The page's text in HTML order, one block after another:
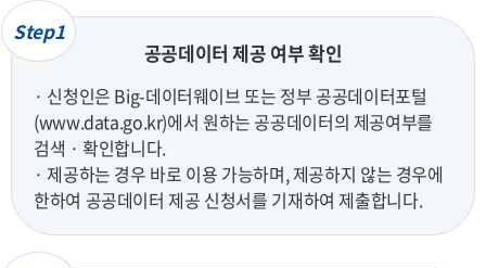
Step1
공공데이터 제공 여부 확인
· 신청인은 Big-데이터웨이브 또는 정부 공공데이터포털
(www.data.go.kr)에서 원하는 공공데이터의 제공여부를
검색 · 확인합니다.
· 제공하는 경우 바로 이용 가능하며, 제공하지 않는 경우에
한하여 공공데이터 제공 신청서를 기재하여 제출합니다.